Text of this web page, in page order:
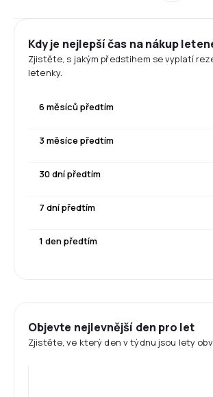
Kdy je nejlepší čas na nákup
Zjistěte, s jakým předstihem se vyplatí
letenky.
6 měsíců předtím
3 měsíce předtím
30 dní předtím
7 dní předtím
1 den předtím
Objevte nejlevnější den pro let
Zjistěte, ve který den v týdnu jsou lety